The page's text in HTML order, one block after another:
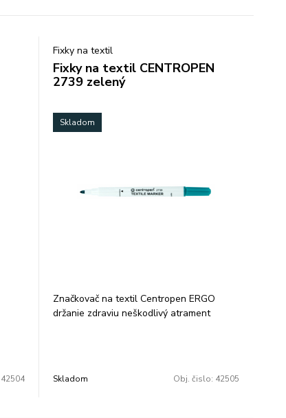
42504
Fixky na textil
Fixky na textil CENTROPEN
2739 zelený
Skladom
Značkovač na textil Centropen ERGO
držanie zdraviu neškodlivý atrament
Skladom Obj. čislo: 42505